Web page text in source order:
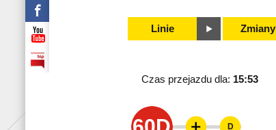
Linie Zmiany
Czas przejazdu dla: 15:53
D